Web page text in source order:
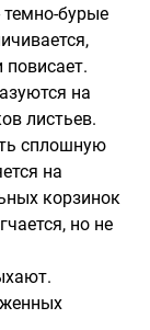
бурые
на
листьев.
сплошную
на
корзинок
но не